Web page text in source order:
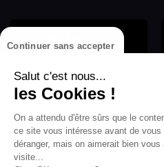
Continuer sans accepter
Salut c'est nous...
les Cookies !
On a attendu d'être sûrs que le
ce site vous intéresse avant de vous
déranger, mais on aimerait bien
visite...
Confidentialité
Conditions générales